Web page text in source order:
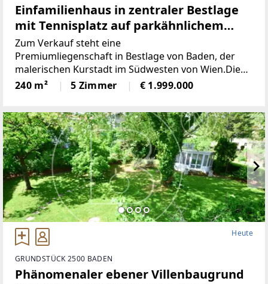
Einfamilienhaus in zentraler Bestlage
mit Tennisplatz auf parkähnlichem
Grund!
Zum Verkauf steht eine
Premiumliegenschaft in Bestlage von Baden, der
malerischen Kurstadt im Südwesten von Wien.Die
Bundeshauptstadt sowie der Flughafen
Wien/Schwechat sind in ca. 20 Minuten Fahrzeit
240 m² 5 Zimmer € 1.999.000
Heute
GRUNDSTÜCK 2500 BADEN
Phänomenaler ebener Villenbaugrund